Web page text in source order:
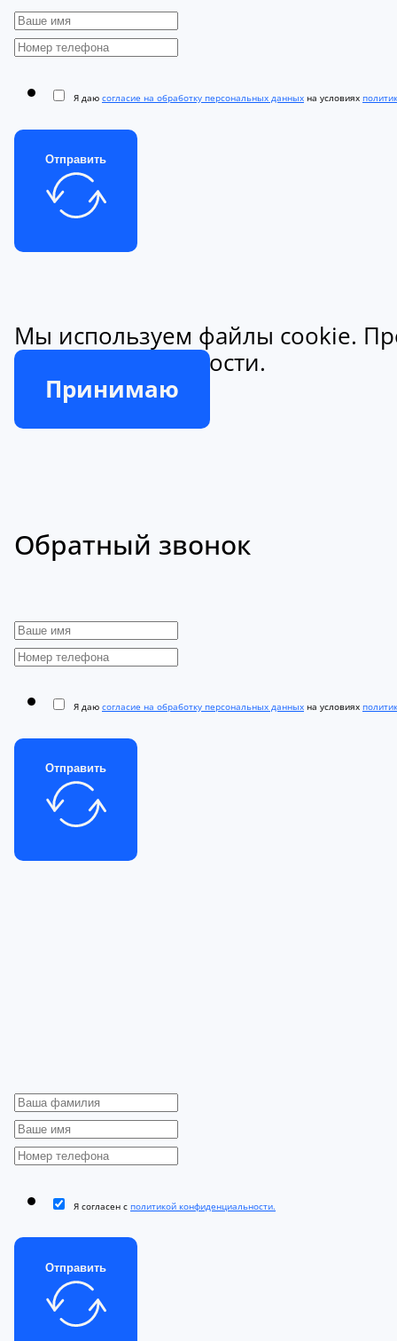
Я даю согласие на обработку персональных данных на условиях
Отправить
Мы используем файлы cookie.
конфиденциальности.
Принимаю
Обратный звонок
Я даю согласие на обработку персональных данных на условиях
Отправить
Я согласен с политикой конфиденциальности.
Отправить